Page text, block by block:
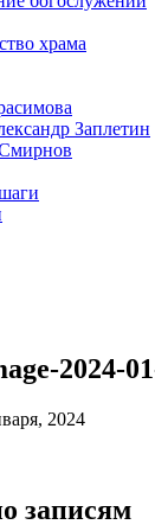
храма
Заплетин
2024-
2024
записям